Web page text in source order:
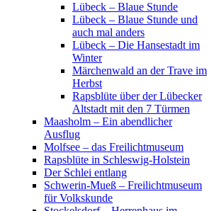
Lübeck – Blaue Stunde
Lübeck – Blaue Stunde und
auch mal anders
Lübeck – Die Hansestadt im
Winter
Märchenwald an der Trave im
Herbst
Rapsblüte über der Lübecker
Altstadt mit den 7 Türmen
Maasholm – Ein abendlicher
Ausflug
Molfsee – das Freilichtmuseum
Rapsblüte in Schleswig-Holstein
Der Schlei entlang
Schwerin-Mueß – Freilichtmuseum
für Volkskunde